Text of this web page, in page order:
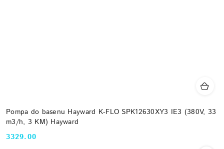
Pompa do basenu Hayward K-FLO SPK12630XY3 IE3 (380V, 33
m3/h, 3 KM) Hayward
Cena:
3329.00